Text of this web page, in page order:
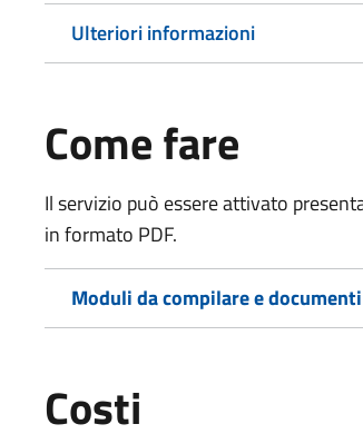
Ulteriori informazioni
Come fare
Il servizio può essere attivato
in formato PDF.
Moduli da compilare e
Costi